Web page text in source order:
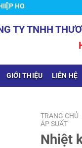
TÍN
TY TNHH
GIỚI THIỆU LIÊN HỆ
TRANG CHỦ
ÁP SUẤT
Nhiệt